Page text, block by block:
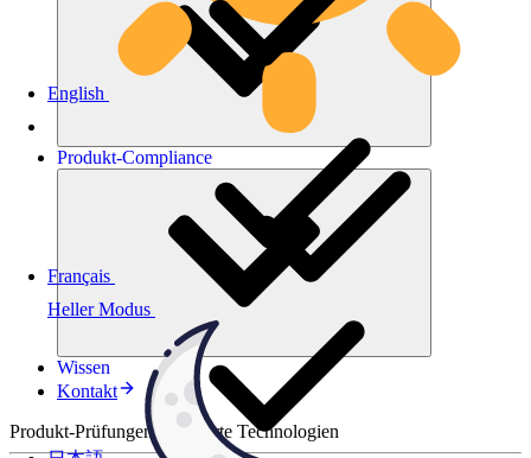
Heller Modus
English
Français
Produkt-Compliance
Wissen
Kontakt
Produkt-Prüfungen für smarte Technologien